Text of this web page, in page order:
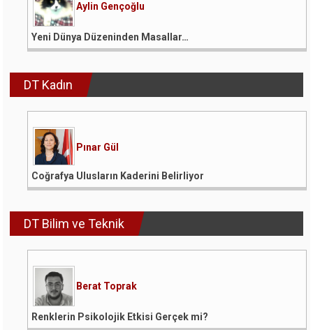
Aylin Gençoğlu
Yeni Dünya Düzeninden Masallar…
DT Kadın
Pınar Gül
Coğrafya Ulusların Kaderini Belirliyor
DT Bilim ve Teknik
Berat Toprak
Renklerin Psikolojik Etkisi Gerçek mi?